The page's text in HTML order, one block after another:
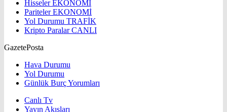
HisselerEKONOMİ
ParitelerEKONOMİ
Yol Durumu TRAFİK
Kripto ParalarCANLI
GazetePosta
Hava Durumu
Yol Durumu
Günlük Burç Yorumları
Canlı Tv
Yayın Akışları